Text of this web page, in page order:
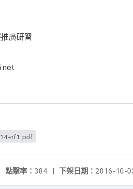
廣研習
nf1.pdf
下架日期： 2016-10-
點擊率： 384 |